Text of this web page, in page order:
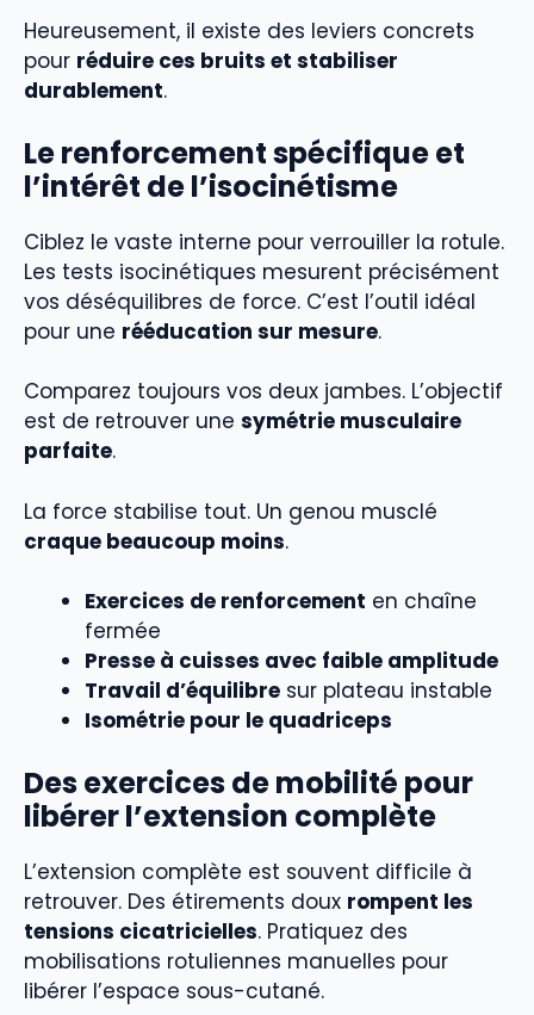
Heureusement, il existe des leviers concrets
pour réduire ces bruits et stabiliser
durablement.
Le renforcement spécifique et
l’intérêt de l’isocinétisme
Ciblez le vaste interne pour verrouiller la rotule.
Les tests isocinétiques mesurent précisément
vos déséquilibres de force. C’est l’outil idéal
pour une rééducation sur mesure.
Comparez toujours vos deux jambes. L’objectif
est de retrouver une symétrie musculaire
parfaite.
La force stabilise tout. Un genou musclé
craque beaucoup moins.
Exercices de renforcement en chaîne
fermée
Presse à cuisses avec faible amplitude
Travail d’équilibre sur plateau instable
Isométrie pour le quadriceps
Des exercices de mobilité pour
libérer l’extension complète
L’extension complète est souvent difficile à
retrouver. Des étirements doux rompent les
tensions cicatricielles. Pratiquez des
mobilisations rotuliennes manuelles pour
libérer l’espace sous-cutané.